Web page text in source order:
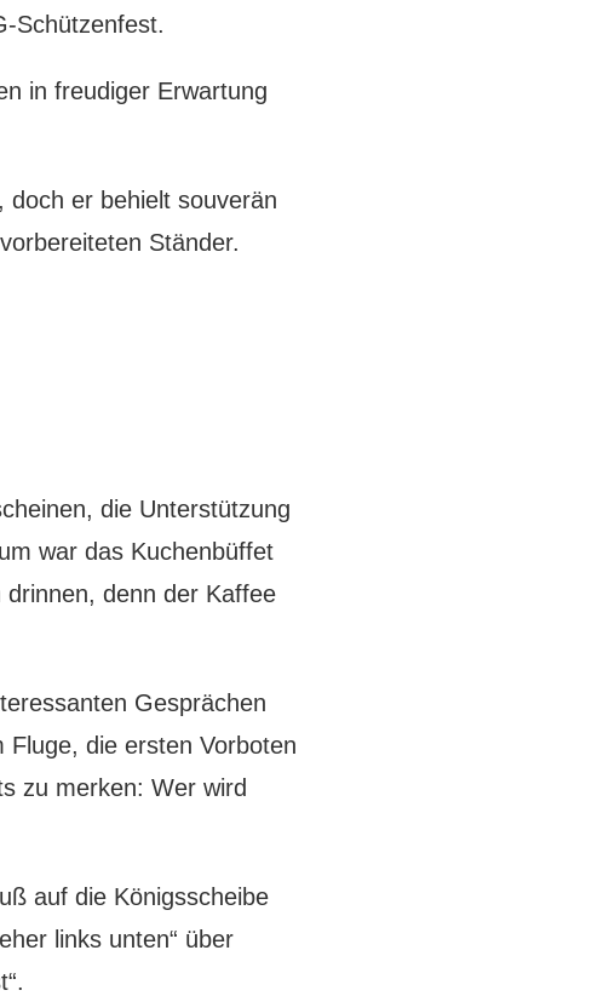
Schützenfest.
in freudiger Erwartung
er behielt souverän
Ständer.
die Unterstützung
war das Kuchenbüffet
denn der Kaffee
Gesprächen
die ersten Vorboten
zu merken: Wer wird
auf die Königsscheibe
links unten“ über